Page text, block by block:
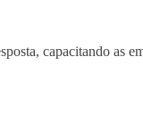
capacitando as